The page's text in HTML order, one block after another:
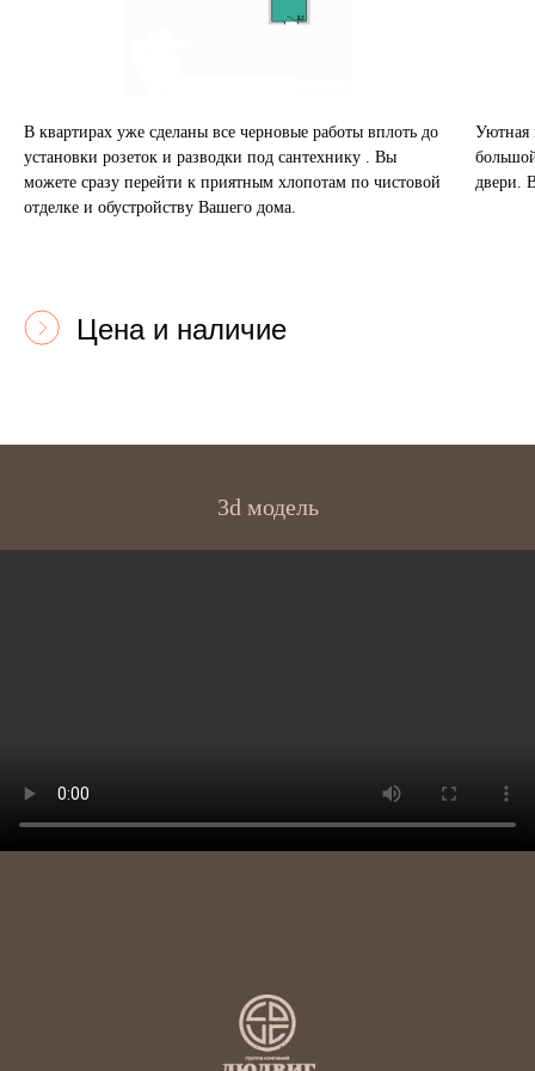
В квартирах уже сделаны все черновые работы вплоть до
установки розеток и разводки под сантехнику . Вы
можете сразу перейти к приятным хлопотам по чистовой
отделке и обустройству Вашего дома.
Уютная
двери.
Цена и наличие
3d модель